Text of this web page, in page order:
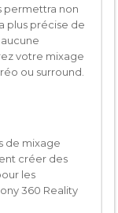
permettra non
plus précise de
votre mixage
ou surround.
de mixage
créer des
les
360 Reality